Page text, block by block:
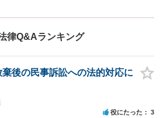
律Q&Aランキング
後の民事訴訟への法的対応に
役にたった 3